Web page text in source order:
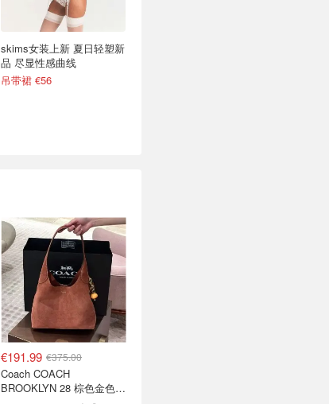
skims女装上新 夏日轻塑新
品 尽显性感曲线
吊带裙 €56
LilySilk 夏季大促来了！可
水洗真丝枕套€20
独家7.5折+狂送€100礼卡
€191.99 €375.00
Coach COACH
BROOKLYN 28 棕色金色水